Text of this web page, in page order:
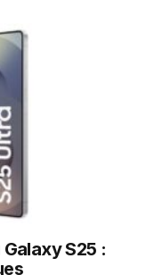
et mon
prochain
S25 :